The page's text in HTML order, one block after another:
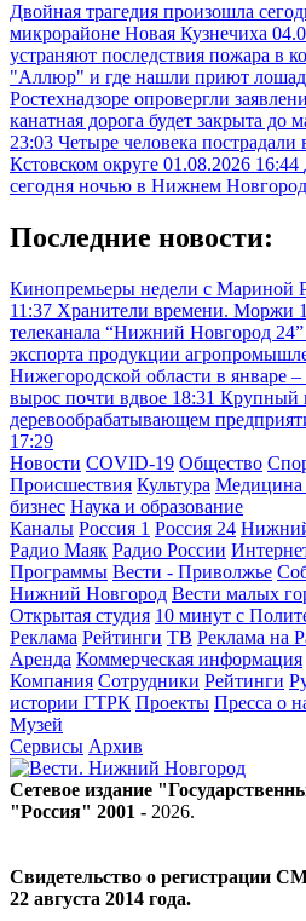
Двойная трагедия произошла
микрорайоне Новая Кузнечиха
устраняют последствия пожара в
"Аллюр" и где нашли приют
Ростехнадзоре опровергли
канатная дорога будет закрыта до
23:03 Четыре человека
Кстовском округе 01.08.2026 16:44
сегодня ночью в Нижнем
Последние новости:
Кинопремьеры недели с Мариной
11:37 Хранители времени. Моржи
телеканала “Нижний Новгород 24”
экспорта продукции
Нижегородской области в январе
вырос почти вдвое 18:31 Крупный
деревообрабатывающем
17:29
Новости COVID-19 Общество
Происшествия Культура Медицина
бизнес Наука и образование
Каналы Россия 1 Россия 24
Радио Маяк Радио России
Программы Вести - Приволжье
Нижний Новгород Вести малых
Открытая студия 10 минут с
Реклама Рейтинги ТВ Реклама на
Аренда Коммерческая информация
Компания Сотрудники Рейтинги
истории ГТРК Проекты Пресса о
Музей
Сервисы Архив
Сетевое издание
"Россия" 2001 - 2026.
Свидетельство о регистрации
22 августа 2014 года.